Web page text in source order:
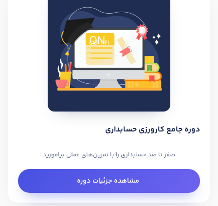
دوره جامع کارورزی حسابداری
صفر تا صد حسابداری را با تمرین‌های عملی بیاموزید
مشاهده جزئیات دوره